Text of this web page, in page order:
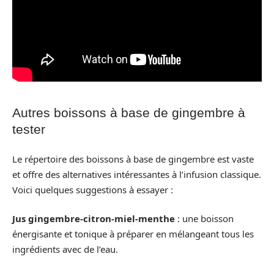
Autres boissons à base de gingembre à
tester
Le répertoire des boissons à base de gingembre est vaste
et offre des alternatives intéressantes à l’infusion classique.
Voici quelques suggestions à essayer :
Jus gingembre-citron-miel-menthe : une boisson
énergisante et tonique à préparer en mélangeant tous les
ingrédients avec de l’eau.